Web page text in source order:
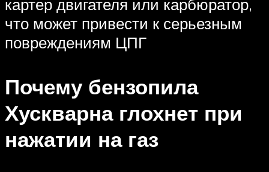
картер двигателя или карбюратор,
что может привести к серьезным
повреждениям ЦПГ
Почему бензопила
Хускварна глохнет при
нажатии на газ